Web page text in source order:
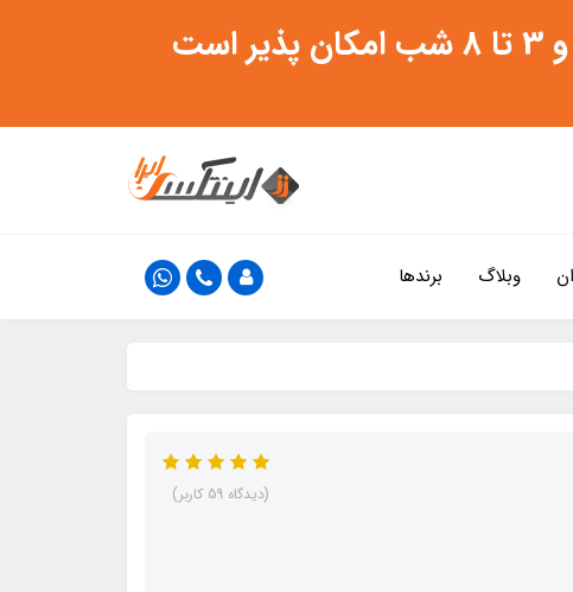
وبلاگ برندها
(دیدگاه 59 کاربر)